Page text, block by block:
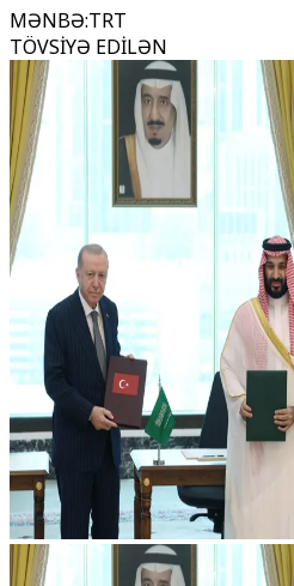
MƏNBƏ:TRT
TÖVSİYƏ EDİLƏN